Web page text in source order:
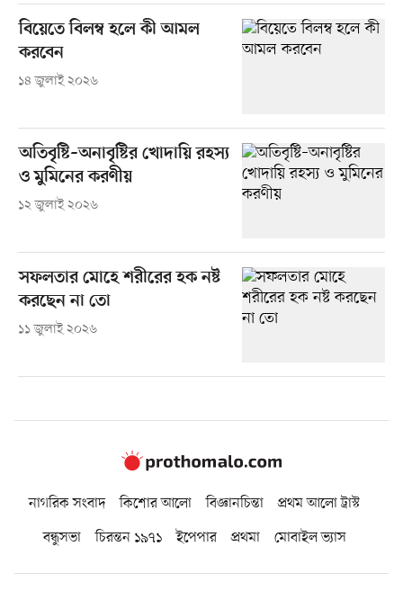
বিয়েতে বিলম্ব হলে কী আমল
করবেন
১৪ জুলাই ২০২৬
অতিবৃষ্টি–অনাবৃষ্টির খোদায়ি রহস্য
ও মুমিনের করণীয়
১২ জুলাই ২০২৬
সফলতার মোহে শরীরের হক নষ্ট
করছেন না তো
১১ জুলাই ২০২৬
নাগরিক সংবাদ কিশোর আলো বিজ্ঞানচিন্তা
প্রথম আলো ট্রাস্ট
বন্ধুসভা
চিরন্তন ১৯৭১ ইপেপার প্রথমা মোবাইল ভ্যাস